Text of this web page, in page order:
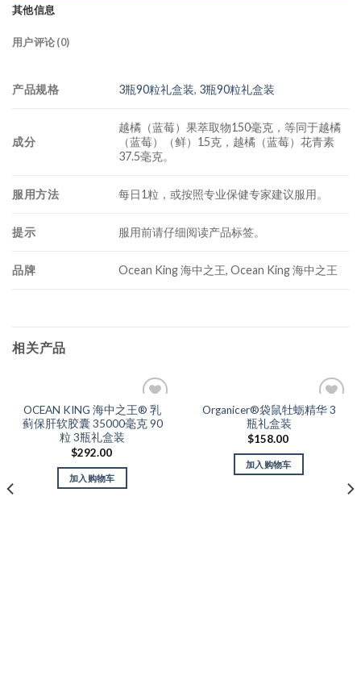
其他信息
用户评论 (0)
产品规格 3瓶90粒礼盒装, 3瓶90粒礼盒装
成分
越橘（蓝莓）果萃取物150毫克，等同于越橘
（蓝莓）（鲜）15克，越橘（蓝莓）花青素
37.5毫克。
服用方法 每日1粒，或按照专业保健专家建议服用。
提示 服用前请仔细阅读产品标签。
品牌 Ocean King 海中之王, Ocean King 海中之王
相关产品
Add to
Wishlist
OCEAN KING 海中之王® 乳
蓟保肝软胶囊 35000毫克 90
粒 3瓶礼盒装
$292.00
加入购物车
Add to
Organicer®袋鼠牡蛎精华 3
瓶礼盒装
$158.00
加入购物车